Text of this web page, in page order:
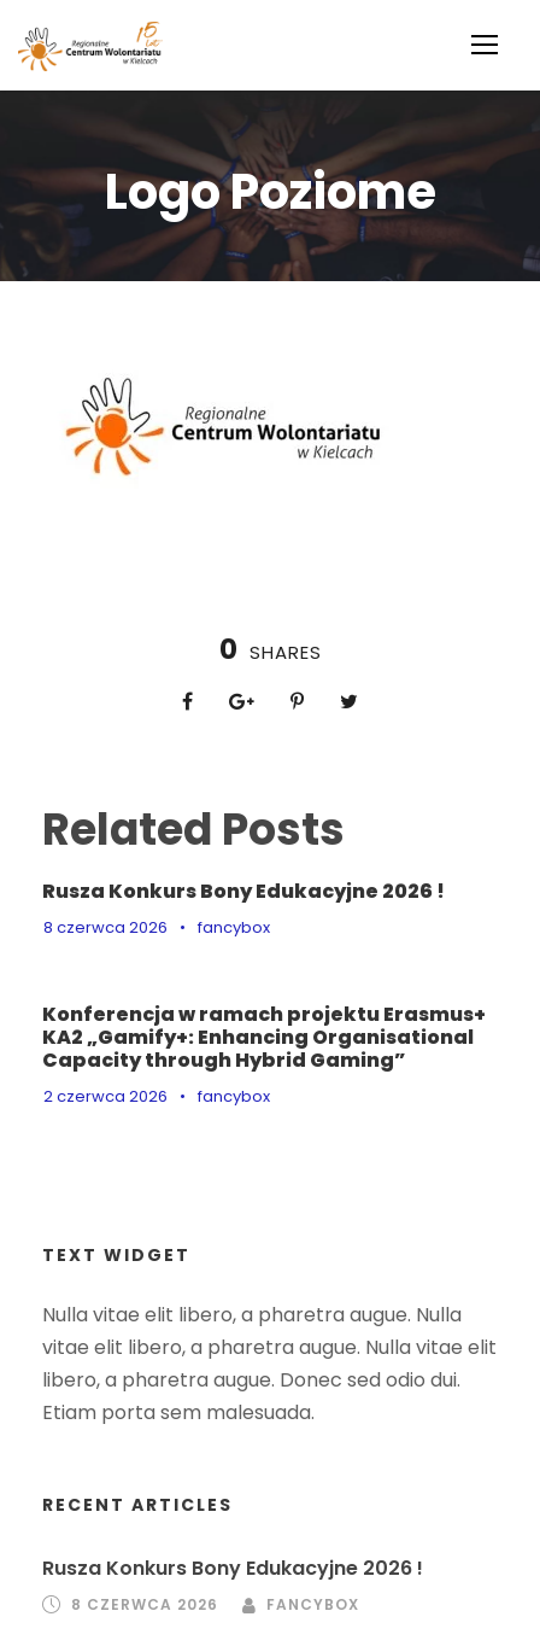
Logo Poziome
0 SHARES
Related Posts
Rusza Konkurs Bony Edukacyjne 2026 !
8 czerwca 2026 • fancybox
Konferencja w ramach projektu Erasmus+
KA2 „Gamify+: Enhancing Organisational
Capacity through Hybrid Gaming”
2 czerwca 2026 • fancybox
TEXT WIDGET
Nulla vitae elit libero, a pharetra augue. Nulla
vitae elit libero, a pharetra augue. Nulla vitae elit
libero, a pharetra augue. Donec sed odio dui.
Etiam porta sem malesuada.
RECENT ARTICLES
Rusza Konkurs Bony Edukacyjne 2026 !
8 CZERWCA 2026 FANCYBOX